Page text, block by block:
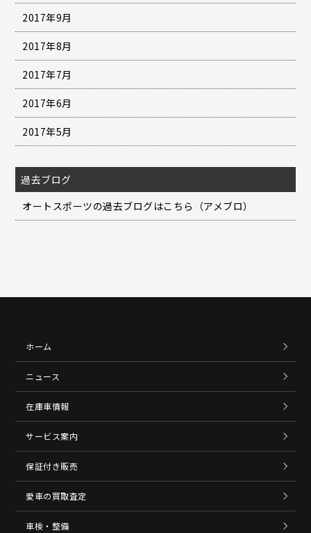
2017年9月
2017年8月
2017年7月
2017年6月
2017年5月
過去ブログ
オートスポーツの過去ブログはこちら（アメブロ）
ホーム
ニュース
在庫車情報
サービス案内
保証付き販売
愛車の買取査定
車検・整備